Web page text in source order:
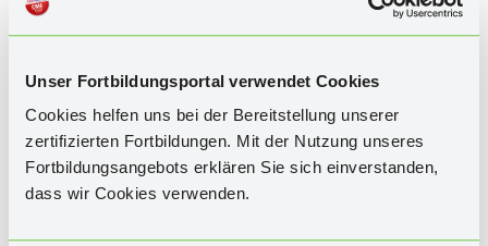
Unser Fortbildungsportal verwendet Cookies
Cookies helfen uns bei der Bereitstellung unserer
zertifizierten Fortbildungen. Mit der Nutzung unseres
Fortbildungsangebots erklären Sie sich einverstanden,
dass wir Cookies verwenden.
Prof. Dr. med. Martin Metz
WISSENSTEST